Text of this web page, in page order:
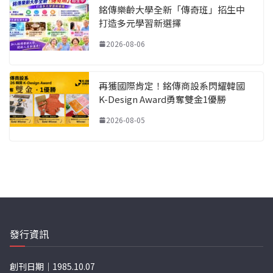
銘傳樂齡大學全新「傳奇班」招生中
打造多元學習新選擇
2026-08-06
再獲國際肯定！銘傳商設系閃耀韓國
K-Design Award勇奪雙金1優勝
2026-08-05
發行資訊
創刊日期｜1985.10.07